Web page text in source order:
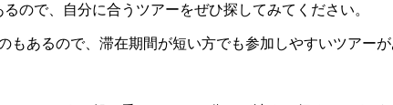
ので、自分に合うツアーをぜひ探してみてください。
あるので、滞在期間が短い方でも参加しやすいツアー